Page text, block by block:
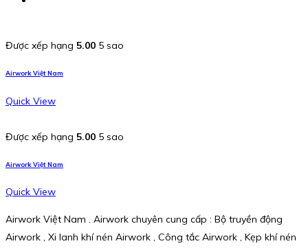
Được xếp hạng 5.00 5 sao
Airwork Việt Nam
Quick View
Được xếp hạng 5.00 5 sao
Airwork Việt Nam
Quick View
Airwork Việt Nam . Airwork chuyên cung cấp : Bộ truyền động
Airwork , Xi lanh khí nén Airwork , Công tắc Airwork , Kẹp khí nén